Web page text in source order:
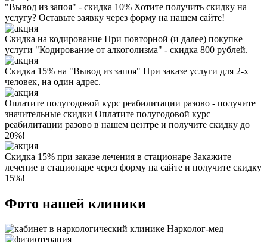
"Вывод из запоя" - скидка 10% Хотите получить скидку на
услугу? Оставьте заявку через форму на нашем сайте!
Скидка на кодирование При повторной (и далее) покупке
услуги "Кодирование от алкоголизма" - скидка 800 рублей.
Скидка 15% на "Вывод из запоя" При заказе услуги для 2-х
человек, на один адрес.
Оплатите полугодовой курс реабилитации разово - получите
значительные скидки Оплатите полугодовой курс
реабилитации разово в нашем центре и получите скидку до
20%!
Скидка 15% при заказе лечения в стационаре Закажите
лечение в стационаре через форму на сайте и получите скидку
15%!
Фото нашей клиники